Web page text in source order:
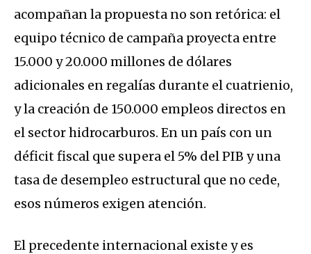
acompañan la propuesta no son retórica: el
equipo técnico de campaña proyecta entre
15.000 y 20.000 millones de dólares
adicionales en regalías durante el cuatrienio,
y la creación de 150.000 empleos directos en
el sector hidrocarburos. En un país con un
déficit fiscal que supera el 5% del PIB y una
tasa de desempleo estructural que no cede,
esos números exigen atención.
El precedente internacional existe y es